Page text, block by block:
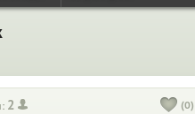
2 (0)